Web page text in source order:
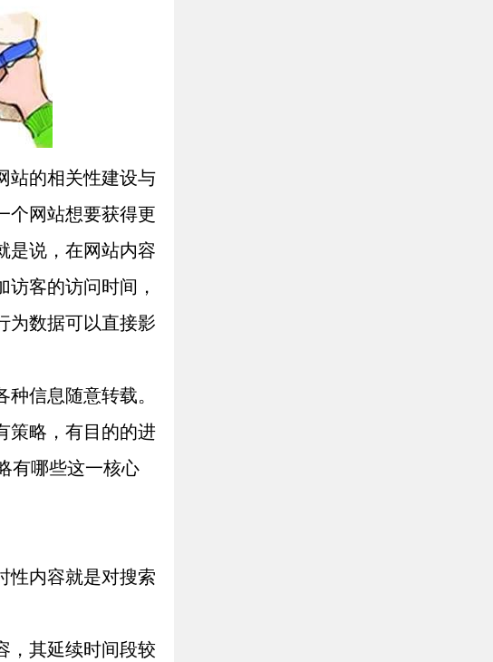
站的相关性建设与
个网站想要获得更
是说，在网站内容
客的访问时间，
为数据可以直接影
信息随意转载。
策略，有目的的进
有哪些这一核心
性内容就是对搜索
，其延续时间段较